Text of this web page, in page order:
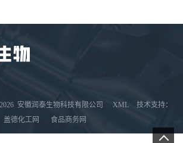
安徽润泰生物科技有限公司 XML
技术支持：
盖德化工网
食品商务网